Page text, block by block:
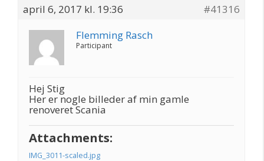
april 6, 2017 kl. 19:36
#41316
Flemming Rasch
Participant
Hej Stig
Her er nogle billeder af min gamle
renoveret Scania
Attachments:
IMG_3011-scaled.jpg